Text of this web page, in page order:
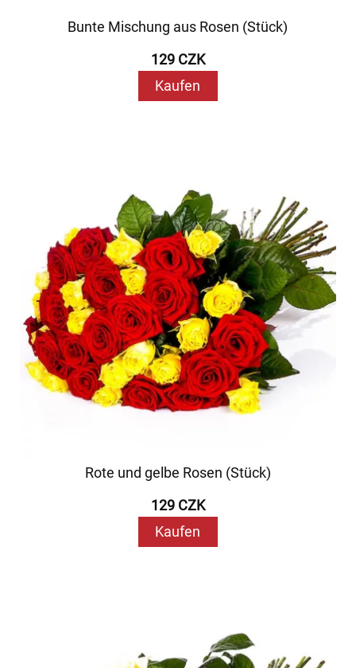
Bunte Mischung aus Rosen (Stück)
129 CZK
Kaufen
Rote und gelbe Rosen (Stück)
129 CZK
Kaufen